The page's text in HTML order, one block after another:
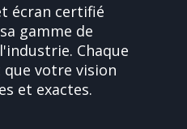
écran certifié
gamme de
Chaque
votre vision
et exactes.